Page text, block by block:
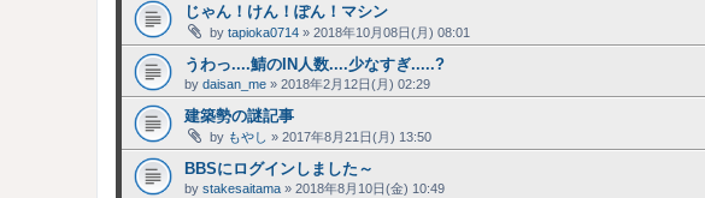
じゃん！けん！ぽん！マシン
by tapioka0714 » 2018年10月08日(月) 08:01
うわっ....鯖のIN人数....少なすぎ.....?
by daisan_me » 2018年2月12日(月) 02:29
建築勢の謎記事
by もやし » 2017年8月21日(月) 13:50
BBSにログインしました～
by stakesaitama » 2018年8月10日(金) 10:49